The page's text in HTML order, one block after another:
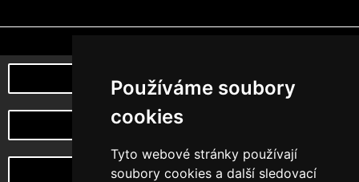
Používáme soubory
cookies
Tyto webové stránky používají
soubory cookies a další sledovací
Poznej naši myšlenku
můj účet
Vrácení a reklamace zboží